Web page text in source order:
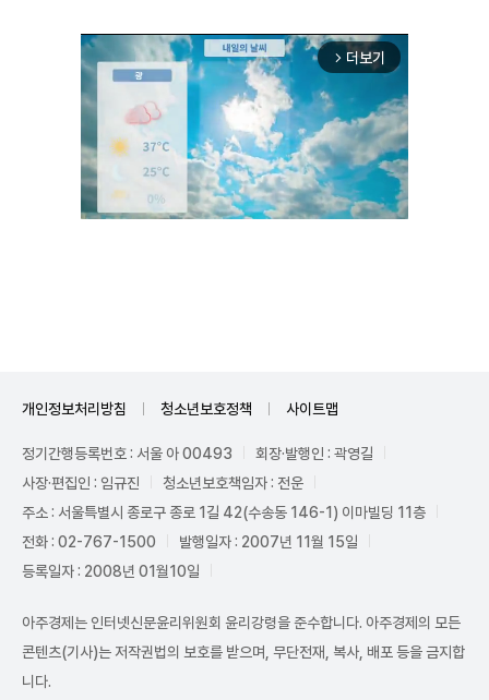
arrow_forward_ios 더보기
개인정보처리방침 청소년보호정책 사이트맵
정기간행등록번호 : 서울 아 00493
회장·발행인 : 곽영길
사장·편집인 : 임규진
청소년보호책임자 : 전운
주소 : 서울특별시 종로구 종로 1길 42(수송동 146-1) 이마빌딩 11층
전화 : 02-767-1500
발행일자 : 2007년 11월 15일
등록일자 : 2008년 01월10일
아주경제는 인터넷신문윤리위원회 윤리강령을 준수합니다. 아주경제의 모든
콘텐츠(기사)는 저작권법의 보호를 받으며, 무단전재, 복사, 배포 등을 금지합
니다.